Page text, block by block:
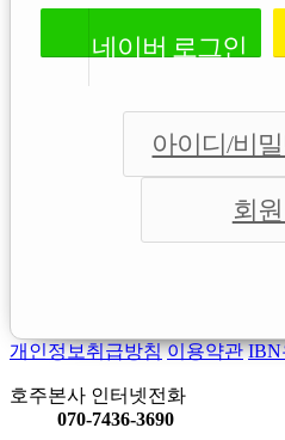
네이버 로그인
아이디/비
회
개인정보취급방침 이용약관 IBN
호주본사 인터넷전화
070-7436-3690